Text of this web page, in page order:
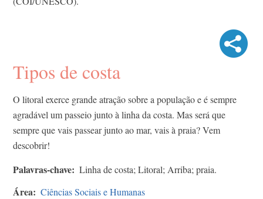
Tipos de costa
O litoral exerce grande atração sobre a população e é sempre
agradável um passeio junto à linha da costa. Mas será que
sempre que vais passear junto ao mar, vais à praia? Vem
descobrir!
Palavras-chave Linha de costa; Litoral; Arriba; praia.
Área Ciências Sociais e Humanas